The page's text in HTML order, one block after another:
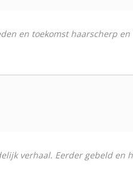
en toekomst haarscherp
verhaal. Eerder gebeld en